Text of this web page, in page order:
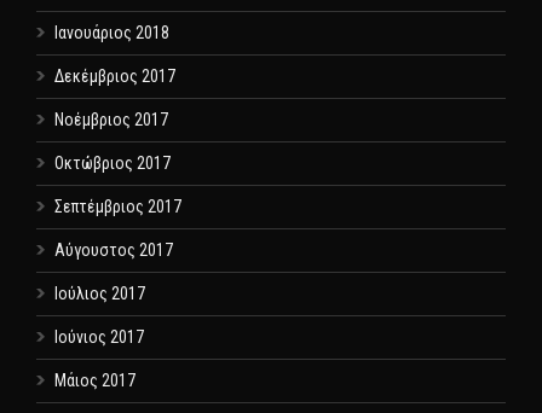
Ιανουάριος 2018
Δεκέμβριος 2017
Νοέμβριος 2017
Οκτώβριος 2017
Σεπτέμβριος 2017
Αύγουστος 2017
Ιούλιος 2017
Ιούνιος 2017
Μάιος 2017